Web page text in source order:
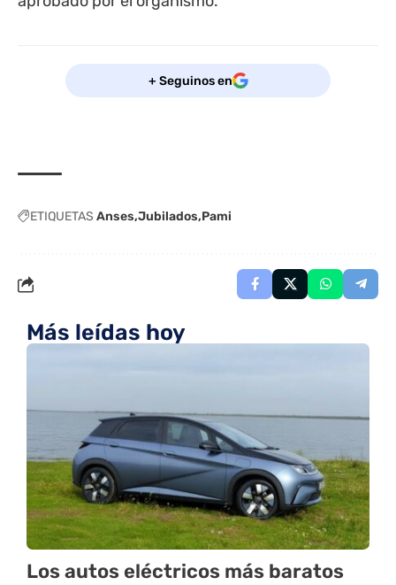
+ Seguinos en
ETIQUETAS Anses Jubilados Pami
Más leídas hoy
Los autos eléctricos más baratos